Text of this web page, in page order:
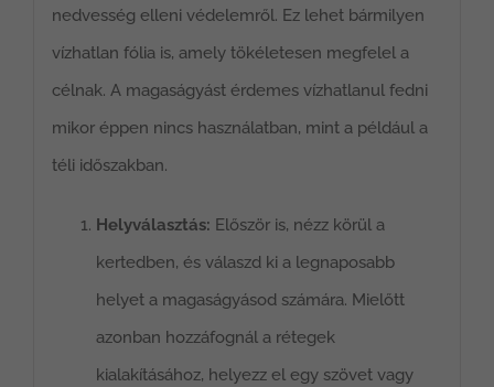
nedvesség elleni védelemről. Ez lehet bármilyen
vízhatlan fólia is, amely tökéletesen megfelel a
célnak. A magaságyást érdemes vízhatlanul fedni
mikor éppen nincs használatban, mint a például a
téli időszakban.
Helyválasztás: Először is, nézz körül a
kertedben, és válaszd ki a legnaposabb
helyet a magaságyásod számára. Mielőtt
azonban hozzáfognál a rétegek
kialakításához, helyezz el egy szövet vagy